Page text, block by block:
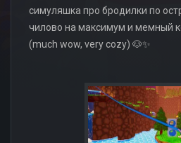
симуляшка про бродилки по
чилово на максимум и мемный
(much wow, very cozy) 🐶✨